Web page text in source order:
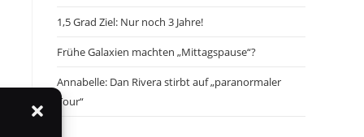
1,5 Grad Ziel: Nur noch 3 Jahre!
Frühe Galaxien machten „Mittagspause“?
Annabelle: Dan Rivera stirbt auf „paranormaler
Tour“